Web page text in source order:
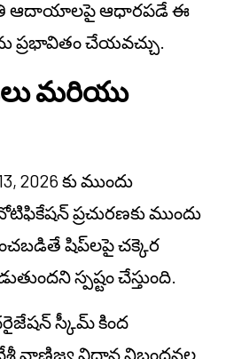
ఆదాయాలపై ఆధారపడే ఈ
ప్రభావితం చేయవచ్చు.
మరియు
2026 కు ముందు
ప్రచురణకు ముందు
షిప్‌లపై చక్కెర
స్పష్టం చేస్తుంది.
స్కీమ్ కింద
వాణిజ్య విధాన నిబంధనల